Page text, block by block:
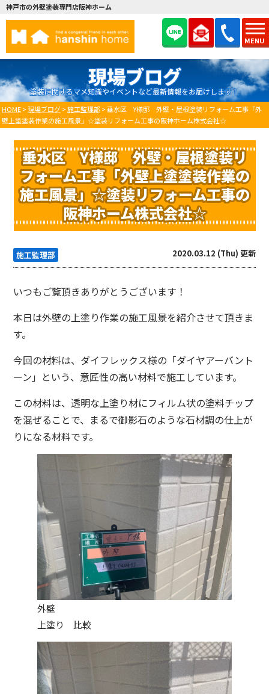
MENU
神戸市の外壁塗装専門店阪神ホーム
現場ブログ
塗装に関するマメ知識やイベントなど最新情報をお届けします！
HOME>現場ブログ>施工監理部 >垂水区 Y様邸 外壁・屋根塗装リフォーム工事「外
壁上塗塗装作業の施工風景」☆塗装リフォーム工事の阪神ホーム株式会社☆
垂水区 Y様邸 外壁・屋根塗装リ
フォーム工事「外壁上塗塗装作業の
施工風景」☆塗装リフォーム工事の
阪神ホーム株式会社☆
施工監理部 2020.03.12 (Thu) 更新
いつもご覧頂きありがとうございます！
本日は外壁の上塗り作業の施工風景を紹介させて頂きま
す。
今回の材料は、ダイフレックス様の「ダイヤアーバント
ーン」という、意匠性の高い材料で施工しています。
この材料は、透明な上塗り材にフィルム状の塗料チップ
を混ぜることで、まるで御影石のような石材調の仕上が
りになる材料です。
外壁
上塗り 比較